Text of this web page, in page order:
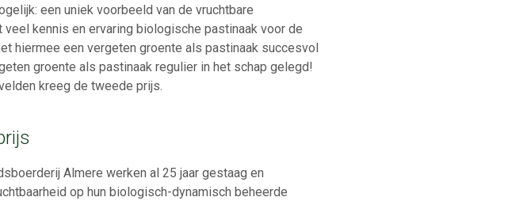
een uniek voorbeeld van de vruchtbare
kennis en ervaring biologische pastinaak voor de
hiermee een vergeten groente als pastinaak succesvol
groente als pastinaak regulier in het schap gelegd!
kreeg de tweede prijs.
Almere werken al 25 jaar gestaag en
op hun biologisch-dynamisch beheerde